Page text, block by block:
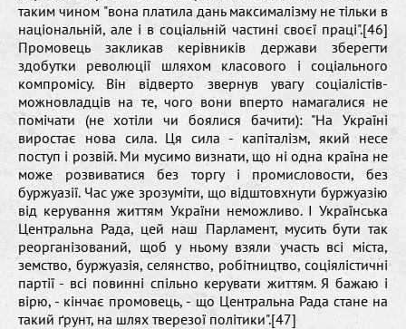
таким чином "вона платила дань максималізму не тільки в
національній, але і в соціальній частині своєї праці".[46]
Промовець закликав керівників держави зберегти
здобутки революції шляхом класового і соціального
компромісу. Він відверто звернув увагу соціалістів-
можновладців на те, чого вони вперто намагалися не
помічати (не хотіли чи боялися бачити): "На Україні
виростає нова сила. Ця сила - капіталізм, який несе
поступ і розвій. Ми мусимо визнати, що ні одна країна не
може розвиватися без торгу і промисловости, без
буржуазії. Час уже зрозуміти, що відштовхнути буржуазію
від керування життям України неможливо. І Українська
Центральна Рада, цей наш Парламент, мусить бути так
реорганізований, щоб у ньому взяли участь всі міста,
земство, буржуазія, селянство, робітництво, соціялістичні
партії - всі повинні спільно керувати життям. Я бажаю і
вірю, - кінчає промовець, - що Центральна Рада стане на
такий ґрунт, на шлях тверезої політики".[47]